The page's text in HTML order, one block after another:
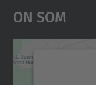
On Som